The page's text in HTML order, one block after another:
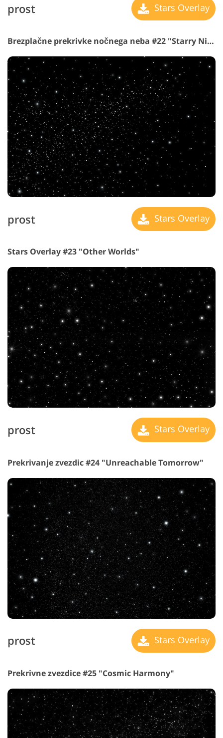
prost Stars Overlay
Brezplačne prekrivke nočnega neba #22 "Starry Night"
prost Stars Overlay
Stars Overlay #23 "Other Worlds"
prost Stars Overlay
Prekrivanje zvezdic #24 "Unreachable Tomorrow"
prost Stars Overlay
Prekrivne zvezdice #25 "Cosmic Harmony"